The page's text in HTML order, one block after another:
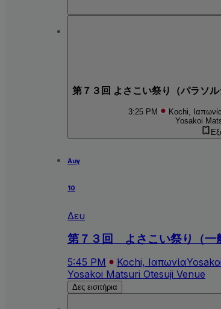
第７３回 よさこい祭り（パラソ
3:25 PM Kochi,
Yosakoi
Αυγ
10
Δευ
第７３回 よさこい祭り（一
5:45 PM Kochi, Ιαπωνία
Yosakoi Matsuri Otesuji Venue
Δες εισιτήρια